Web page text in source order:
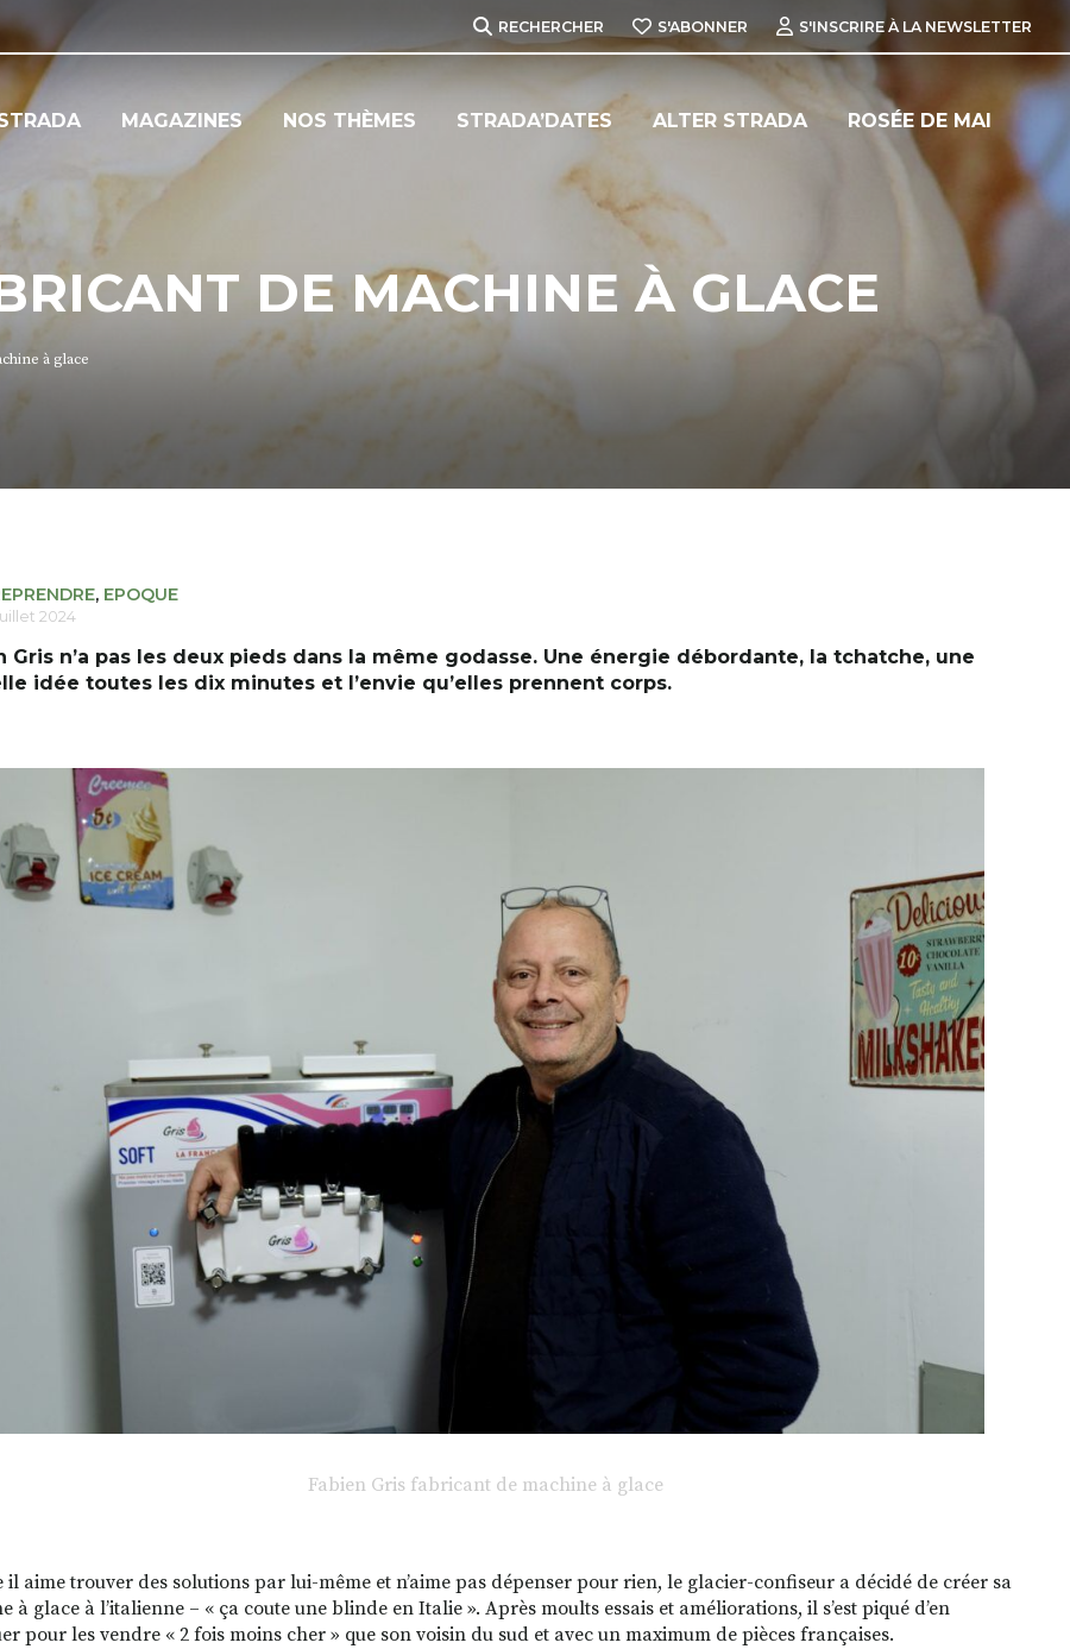
RECHERCHER S'ABONNER S'INSCRIRE À LA NEWSLETTER
MAGAZINES NOS THÈMES STRADA’DATES ALTER STRADA ROSÉE DE MAI
DE MACHINE À GLACE
à glace
, EPOQUE
2024
Gris n’a pas les deux pieds dans la même godasse. Une énergie débordante, la tchatche, une
idée toutes les dix minutes et l’envie qu’elles prennent corps.
Fabien Gris fabricant de machine à glace
il aime trouver des solutions par lui-même et n’aime pas dépenser pour rien, le glacier-confiseur a décidé de créer sa
à glace à l’italienne – « ça coute une blinde en Italie ». Après moults essais et améliorations, il s’est piqué d’en
pour les vendre « 2 fois moins cher » que son voisin du sud et avec un maximum de pièces françaises.